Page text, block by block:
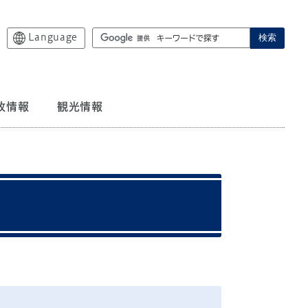
Language 検索
情報 観光情報